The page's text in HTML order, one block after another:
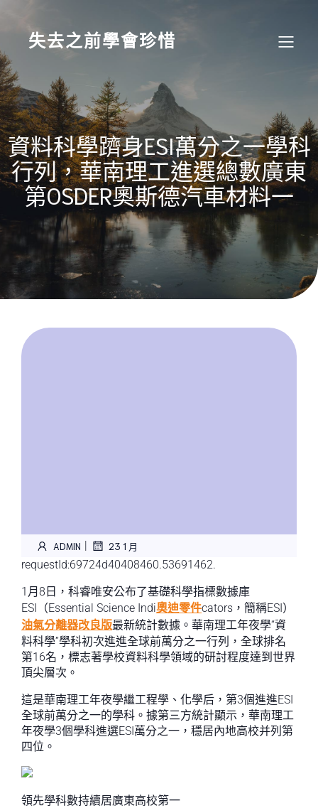
content
失去之前學會珍惜
資料科學躋身ESI萬分之一學科
行列，華南理工進選總數廣東
第OSDER奧斯德汽車材料一
ADMIN | 23 1 月
requestId:69724d40408460.53691462.
1月8日，科睿唯安公布了基礎科學指標數據庫
ESI（Essential Science Indi奧迪零件cators，簡稱ESI）
油氣分離器改良版最新統計數據。華南理工年夜學“資
料科學”學科初次進進全球前萬分之一行列，全球排名
第16名，標志著學校資料科學領域的研討程度達到世界
頂尖層次。
這是華南理工年夜學繼工程學、化學后，第3個進進ESI
全球前萬分之一的學科。據第三方統計顯示，華南理工
年夜學3個學科進選ESI萬分之一，穩居內地高校并列第
四位。
領先學科數持續居廣東高校第一